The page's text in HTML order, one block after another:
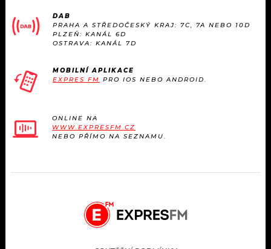
TRENDY
MIX
PLAYLIST
JAK NALADIT
DAB
PRAHA A STŘEDOČESKÝ KRAJ: 7C, 7A NEBO 10D
PLZEŇ: KANÁL 6D
OSTRAVA: KANÁL 7D
MOBILNÍ APLIKACE
EXPRES FM PRO IOS NEBO ANDROID.
ONLINE NA
WWW.EXPRESFM.CZ
NEBO PŘÍMO NA SEZNAMU.